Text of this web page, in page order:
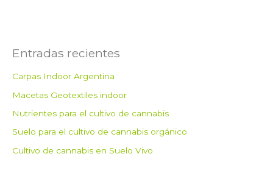
Entradas recientes
Carpas Indoor Argentina
Macetas Geotextiles indoor
Nutrientes para el cultivo de cannabis
Suelo para el cultivo de cannabis orgánico
Cultivo de cannabis en Suelo Vivo